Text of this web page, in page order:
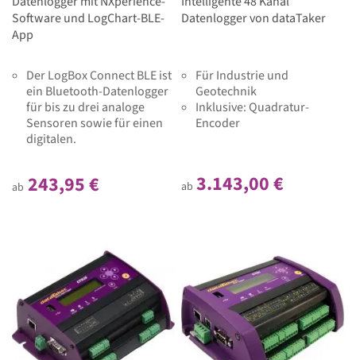
Software und LogChart-BLE-
App
Der LogBox Connect BLE ist
ein Bluetooth-Datenlogger
für bis zu drei analoge
Sensoren sowie für einen
digitalen.
ab 243,95 €
Datenlogger von dataTaker
Für Industrie und
Geotechnik
Inklusive: Quadratur-
Encoder
ab 3.143,00 €